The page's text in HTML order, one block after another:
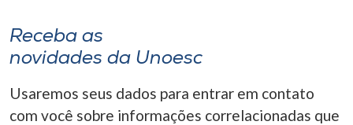
A-
Receba as
novidades da Unoesc
Usaremos seus dados para entrar em contato
com você sobre informações correlacionadas que